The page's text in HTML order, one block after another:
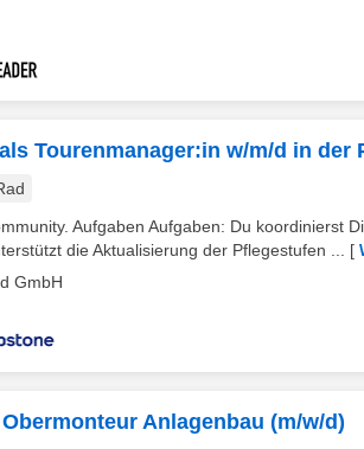
Tourenmanager:in w/m/d in der
Aufgaben Aufgaben: Du koordinierst
die Aktualisierung der Pflegestufen ...
[
GmbH
Anlagenbau (m/w/d)